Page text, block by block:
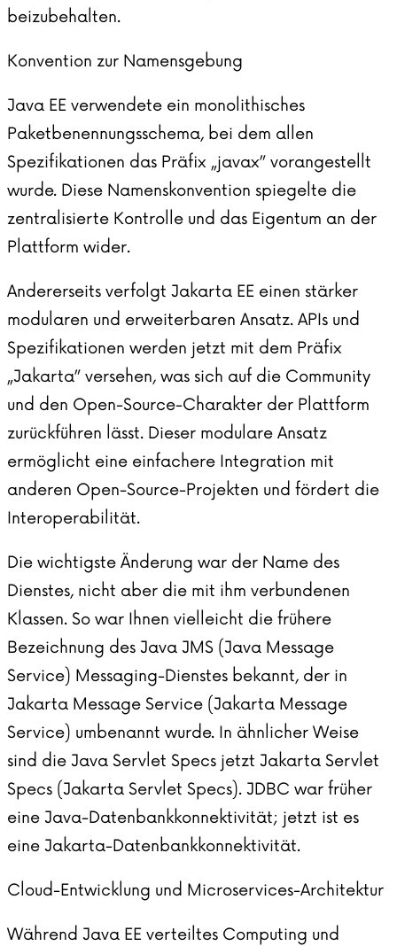
beizubehalten.
Konvention zur Namensgebung
Java EE verwendete ein monolithisches
Paketbenennungsschema, bei dem allen
Spezifikationen das Präfix „javax” vorangestellt
wurde. Diese Namenskonvention spiegelte die
zentralisierte Kontrolle und das Eigentum an der
Plattform wider.
Andererseits verfolgt Jakarta EE einen stärker
modularen und erweiterbaren Ansatz. APIs und
Spezifikationen werden jetzt mit dem Präfix
„Jakarta” versehen, was sich auf die Community
und den Open-Source-Charakter der Plattform
zurückführen lässt. Dieser modulare Ansatz
ermöglicht eine einfachere Integration mit
anderen Open-Source-Projekten und fördert die
Interoperabilität.
Die wichtigste Änderung war der Name des
Dienstes, nicht aber die mit ihm verbundenen
Klassen. So war Ihnen vielleicht die frühere
Bezeichnung des Java JMS (Java Message
Service) Messaging-Dienstes bekannt, der in
Jakarta Message Service (Jakarta Message
Service) umbenannt wurde. In ähnlicher Weise
sind die Java Servlet Specs jetzt Jakarta Servlet
Specs (Jakarta Servlet Specs). JDBC war früher
eine Java-Datenbankkonnektivität; jetzt ist es
eine Jakarta-Datenbankkonnektivität.
Cloud-Entwicklung und Microservices-Architektur
Während Java EE verteiltes Computing und